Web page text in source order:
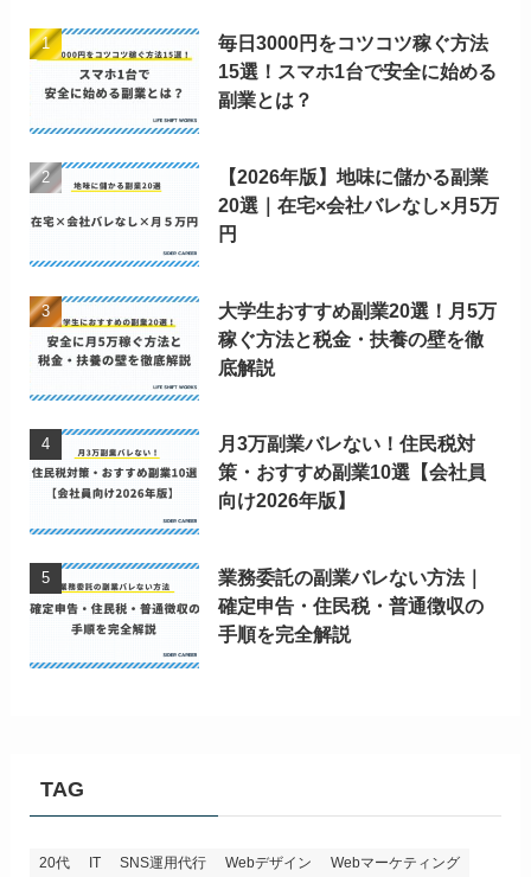
毎日3000円をコツコツ稼ぐ方法
15選！スマホ1台で安全に始める
副業とは？
【2026年版】地味に儲かる副業
20選｜在宅×会社バレなし×月5万
円
大学生おすすめ副業20選！月5万
稼ぐ方法と税金・扶養の壁を徹
底解説
月3万副業バレない！住民税対
策・おすすめ副業10選【会社員
向け2026年版】
業務委託の副業バレない方法｜
確定申告・住民税・普通徴収の
手順を完全解説
TAG
20代 IT SNS運用代行 Webデザイン
Webマーケティング